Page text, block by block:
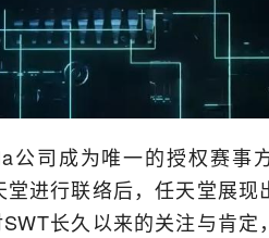
公司成为唯一的授权赛事
进行联络后，任天堂展现
长久以来的关注与肯定